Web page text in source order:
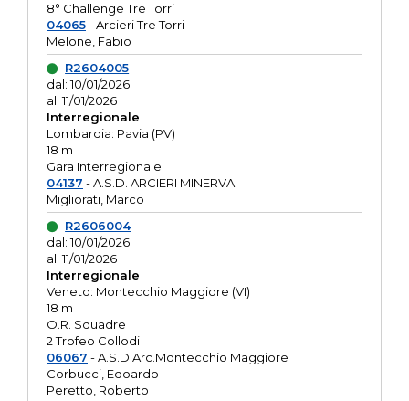
8° Challenge Tre Torri
04065- Arcieri Tre Torri
Melone, Fabio
R2604005
dal: 10/01/2026
al: 11/01/2026
Interregionale
Lombardia: Pavia (PV)
18 m
Gara Interregionale
04137 - A.S.D. ARCIERI MINERVA
Migliorati, Marco
R2606004
dal: 10/01/2026
al: 11/01/2026
Interregionale
Veneto: Montecchio Maggiore (VI)
18 m
O.R. Squadre
2 Trofeo Collodi
06067 - A.S.D.Arc.Montecchio Maggiore
Corbucci, Edoardo
Peretto, Roberto